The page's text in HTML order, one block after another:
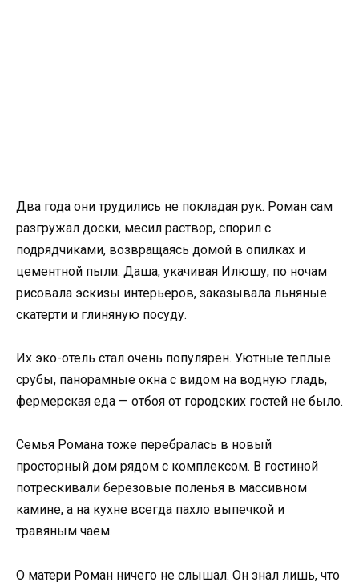
Два года они трудились не покладая рук. Роман сам
разгружал доски, месил раствор, спорил с
подрядчиками, возвращаясь домой в опилках и
цементной пыли. Даша, укачивая Илюшу, по ночам
рисовала эскизы интерьеров, заказывала льняные
скатерти и глиняную посуду.
Их эко-отель стал очень популярен. Уютные теплые
срубы, панорамные окна с видом на водную гладь,
фермерская еда — отбоя от городских гостей не было.
Семья Романа тоже перебралась в новый
просторный дом рядом с комплексом. В гостиной
потрескивали березовые поленья в массивном
камине, а на кухне всегда пахло выпечкой и
травяным чаем.
О матери Роман ничего не слышал. Он знал лишь, что